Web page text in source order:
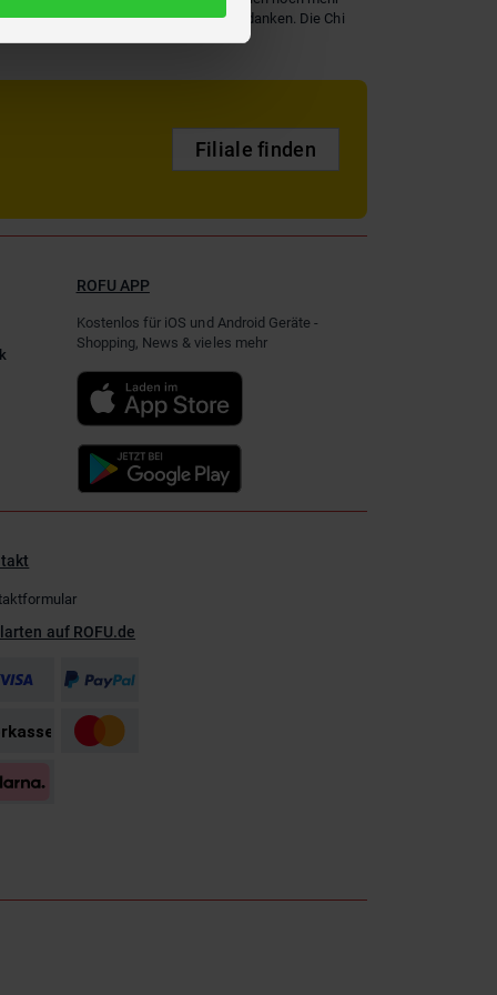
Chi Love Show Star wird es Ihnen danken. Die Chi
Filiale finden
ROFU APP
Kostenlos für iOS und Android Geräte -
Shopping, News & vieles mehr
auf ROFU.de